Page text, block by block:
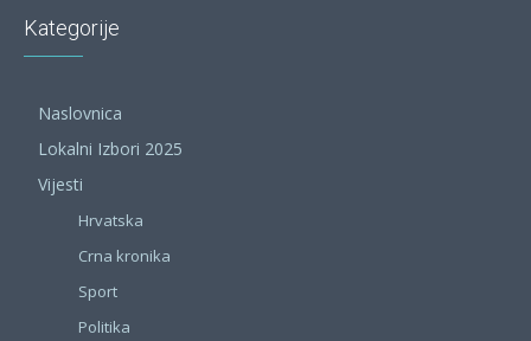
Kategorije
Naslovnica
Lokalni Izbori 2025
Vijesti
Hrvatska
Crna kronika
Sport
Politika